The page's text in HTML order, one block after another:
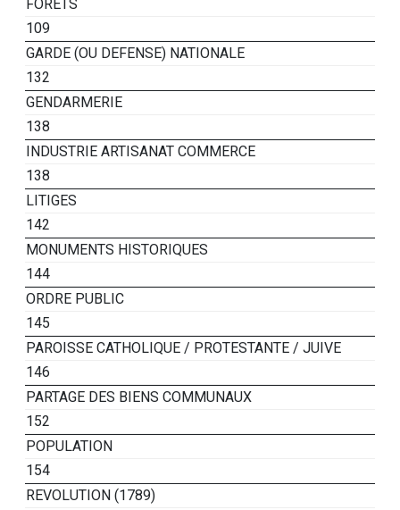
FORETS
109
GARDE (OU DEFENSE) NATIONALE
132
GENDARMERIE
138
INDUSTRIE ARTISANAT COMMERCE
138
LITIGES
142
MONUMENTS HISTORIQUES
144
ORDRE PUBLIC
145
PAROISSE CATHOLIQUE / PROTESTANTE / JUIVE
146
PARTAGE DES BIENS COMMUNAUX
152
POPULATION
154
REVOLUTION (1789)